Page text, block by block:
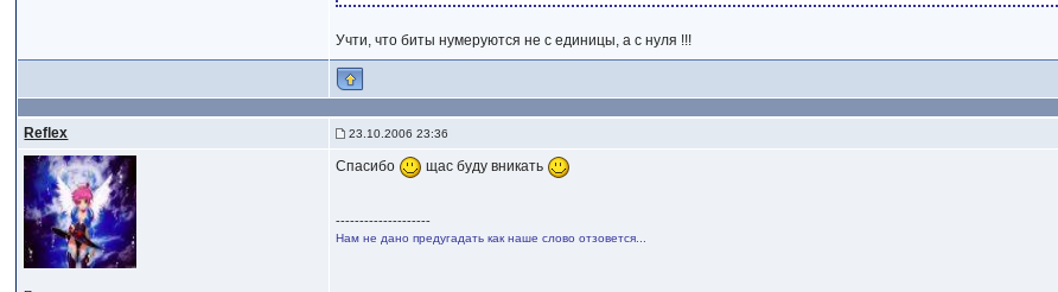
Учти, что биты нумеруются не с единицы, а с нуля !!!
Reflex 23.10.2006 23:36
Спасибо щас буду вникать
--------------------
Нам не дано предугадать как наше слово отзовется...